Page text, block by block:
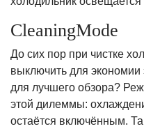
CleaningMode
До сих пор при чистке
выключить для
для лучшего обзора?
этой дилеммы:
остаётся включённым.